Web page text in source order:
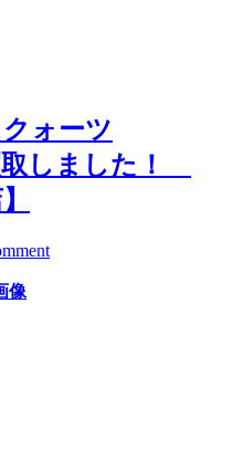
らせします。
ォーツ
取しました！